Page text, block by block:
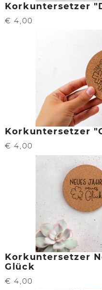
Korkuntersetzer
€ 4,00
Korkuntersetzer
€ 4,00
Korkuntersetzer
Glück
€ 4,00